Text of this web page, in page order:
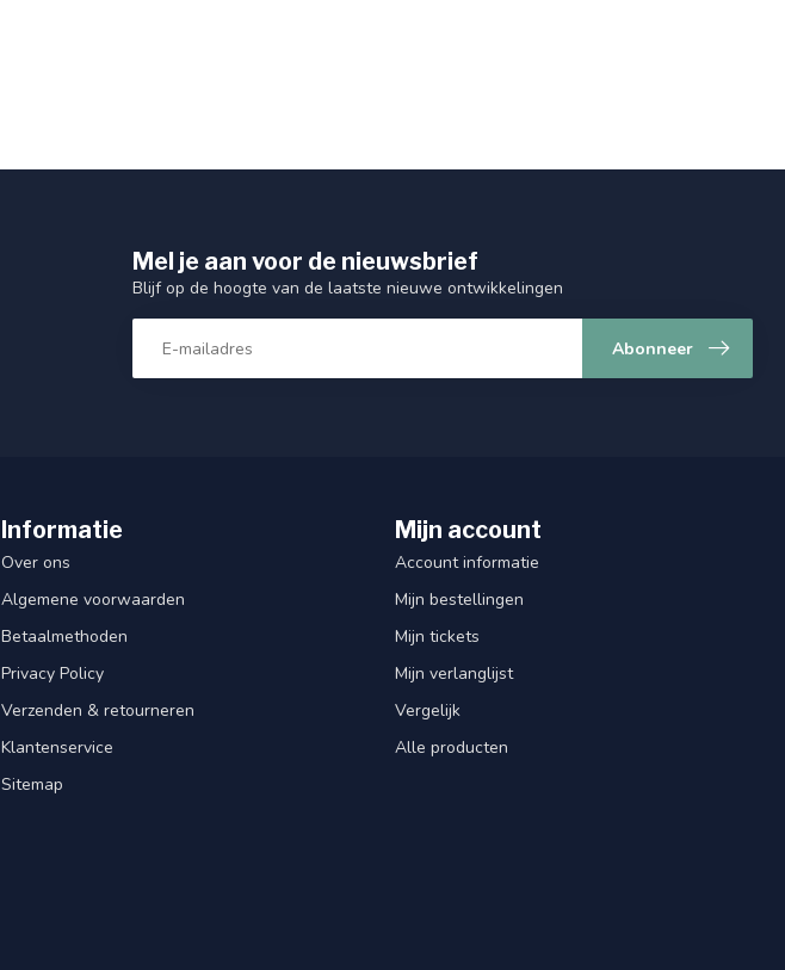
Mel je aan voor de nieuwsbrief
Blijf op de hoogte van de laatste nieuwe ontwikkelingen
Abonneer
Informatie
Over ons
Algemene voorwaarden
Betaalmethoden
Privacy Policy
Verzenden & retourneren
Klantenservice
Sitemap
Mijn account
Account informatie
Mijn bestellingen
Mijn tickets
Mijn verlanglijst
Vergelijk
Alle producten